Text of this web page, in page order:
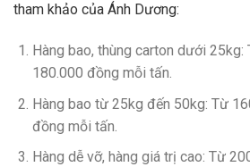
tham khảo của Ánh Dương:
Hàng bao, thùng carton dưới 25kg:
180.000 đồng mỗi tấn.
Hàng bao từ 25kg đến 50kg: Từ
đồng mỗi tấn.
Hàng dễ vỡ, hàng giá trị cao: Từ